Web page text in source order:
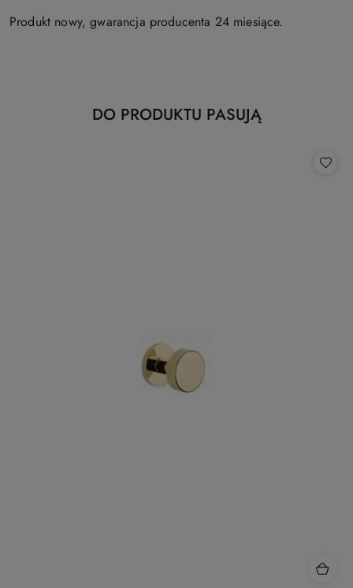
Produkt nowy, gwarancja producenta 24 miesiące.
Pomiń karuzelę produktów
Produkty
DO PRODUKTU PASUJĄ